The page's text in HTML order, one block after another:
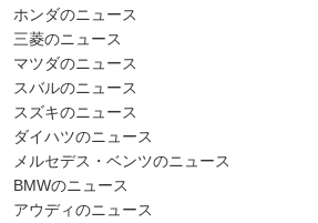
ホンダのニュース
三菱のニュース
マツダのニュース
スバルのニュース
スズキのニュース
ダイハツのニュース
メルセデス・ベンツのニュース
BMWのニュース
アウディのニュース